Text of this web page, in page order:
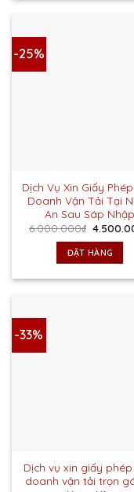
-25%
Dịch Vụ Xin Giấy
Doanh Vận Tải Tại
An Sau Sáp Nhập
6.000.000₫ Giá
là:
ĐẶT HÀNG
-33%
Dịch vụ xin giấy phép
doanh vận tải trọn